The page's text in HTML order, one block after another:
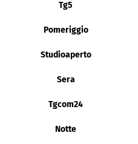
Tg5
Pomeriggio
Studioaperto
Sera
Tgcom24
Notte